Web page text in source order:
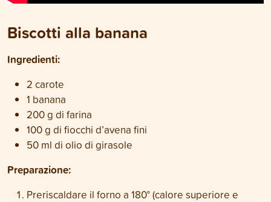
Biscotti alla banana
Ingredienti:
2 carote
1 banana
200 g di farina
100 g di fiocchi d’avena fini
50 ml di olio di girasole
Preparazione:
Preriscaldare il forno a 180° (calore superiore e